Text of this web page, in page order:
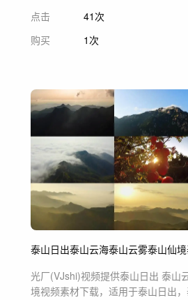
点击
41次
购买
1次
泰山日出泰山云海泰山云雾泰山仙境
光厂(VJshi)视频提供泰山日出 泰山
境视频素材下载，适用于泰山日出